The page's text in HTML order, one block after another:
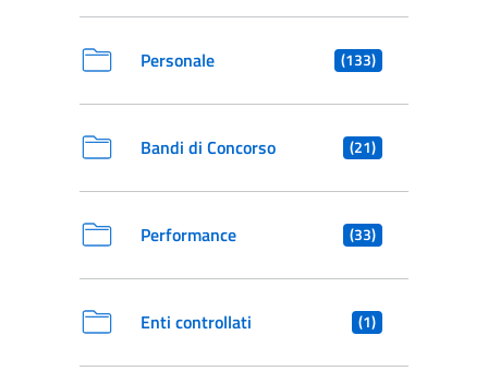
Personale (133)
Bandi di Concorso (21)
Performance (33)
Enti controllati (1)